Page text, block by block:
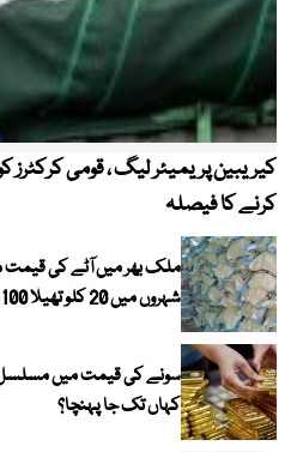
کرنے کا فیصلہ
ملک بھر میں آٹے کی قیمت
شہروں میں 20 کلو تھیلا 100 روپے تک مہنگا
سونے کی قیمت میں مسلسل
کہاں تک جا پہنچا؟